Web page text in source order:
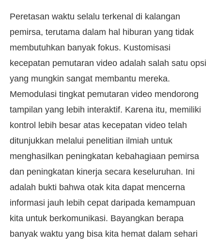
Peretasan waktu selalu terkenal di kalangan
pemirsa, terutama dalam hal hiburan yang tidak
membutuhkan banyak fokus. Kustomisasi
kecepatan pemutaran video adalah salah satu opsi
yang mungkin sangat membantu mereka.
Memodulasi tingkat pemutaran video mendorong
tampilan yang lebih interaktif. Karena itu, memiliki
kontrol lebih besar atas kecepatan video telah
ditunjukkan melalui penelitian ilmiah untuk
menghasilkan peningkatan kebahagiaan pemirsa
dan peningkatan kinerja secara keseluruhan. Ini
adalah bukti bahwa otak kita dapat mencerna
informasi jauh lebih cepat daripada kemampuan
kita untuk berkomunikasi. Bayangkan berapa
banyak waktu yang bisa kita hemat dalam sehari